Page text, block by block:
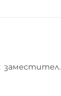
заместител.